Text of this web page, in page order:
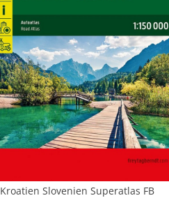
Kroatien Slovenien Superatlas FB